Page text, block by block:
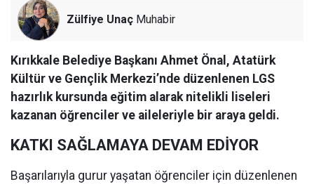
Zülfiye Unaç Muhabir
Kırıkkale Belediye Başkanı Ahmet Önal, Atatürk
Kültür ve Gençlik Merkezi’nde düzenlenen LGS
hazırlık kursunda eğitim alarak nitelikli liseleri
kazanan öğrenciler ve aileleriyle bir araya geldi.
KATKI SAĞLAMAYA DEVAM EDİYOR
Başarılarıyla gurur yaşatan öğrenciler için düzenlenen